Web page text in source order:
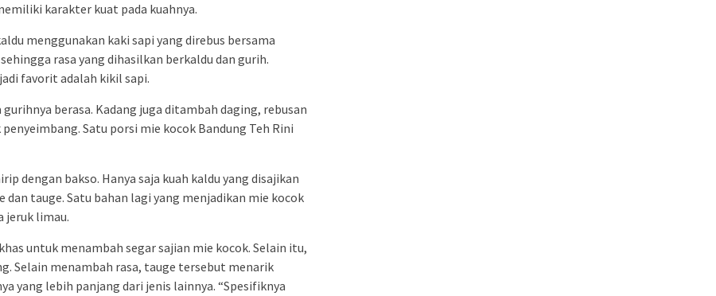
karakter kuat pada kuahnya.
menggunakan kaki sapi yang direbus bersama
rasa yang dihasilkan berkaldu dan gurih.
favorit adalah kikil sapi.
gurihnya berasa. Kadang juga ditambah daging, rebusan
Satu porsi mie kocok Bandung Teh Rini
dengan bakso. Hanya saja kuah kaldu yang disajikan
dan tauge. Satu bahan lagi yang menjadikan mie kocok
jeruk limau.
untuk menambah segar sajian mie kocok. Selain itu,
Selain menambah rasa, tauge tersebut menarik
yang lebih panjang dari jenis lainnya. “Spesifiknya